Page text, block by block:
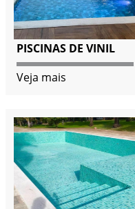
PISCINAS DE VINIL
Veja mais